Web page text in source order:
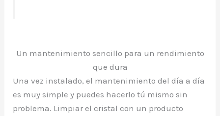
Un mantenimiento sencillo para un rendimiento
que dura
Una vez instalado, el mantenimiento del día a día
es muy simple y puedes hacerlo tú mismo sin
problema. Limpiar el cristal con un producto